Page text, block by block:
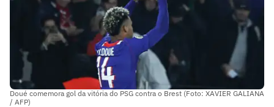
Doué comemora gol da vitória do PSG contra o Brest (Foto: XAVIER GALIANA
/ AFP)